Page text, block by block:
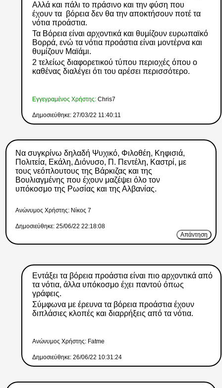
Αλλά και πάλι το πράσινο και την φύση που
έχουν τα βόρεια δεν θα την αποκτήσουν ποτέ τα
νότια προάστια.
Τα Βόρεια είναι αρχοντικά και θυμίζουν ευρωπαϊκό
Βορρά, ενώ τα νότια προάστια είναι μοντέρνα και
θυμίζουν Μαϊάμι.
2 τελείως διαφορετικού τύπου περιοχές όπου ο
καθένας διαλέγει ότι του αρέσει περισσότερο.
Εγγεγραμένος Χρήστης: Chris7
Δημοσιεύθηκε: 27/03/22 11:40:11
Να συγκρίνω δηλαδή Ψυχικό, Φιλοθέη, Κηφισιά,
Πολιτεία, Εκάλη, Διόνυσο, Π. Πεντέλη, Καστρί, με
τους νεόπλουτους της Βάρκιζας και της
Βουλιαγμένης που έχουν μαζέψει όλο τον
υπόκοσμο της Ρωσίας και της Αλβανίας.
Ανώνυμος Xρήστης: Νίκος 7
Δημοσιεύθηκε: 25/06/22 22:18:08
Απάντηση
Εντάξει τα βόρεια προάστια είναι πιο αρχοντικά από
τα νότια, άλλα υπόκοσμο έχει παντού όπως
γράφεις.
Σύμφωνα με έρευνα τα βόρεια προάστια έχουν
διπλάσιες κλοπές και διαρρήξεις από τα νότια.
Ανώνυμος Xρήστης: Fatme
Δημοσιεύθηκε: 26/06/22 10:31:24